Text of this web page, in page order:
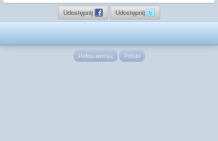
Udostępnij Udostępnij
Pełna wersja Polski